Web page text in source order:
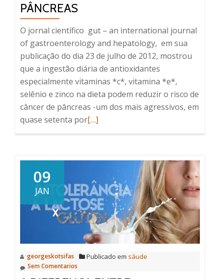
PÂNCREAS
O jornal científico gut – an international journal
of gastroenterology and hepatology, em sua
publicação do dia 23 de julho de 2012, mostrou
que a ingestão diária de antioxidantes
especialmente vitaminas *c*, vitamina *e*,
selênio e zinco na dieta podem reduzir o risco de
câncer de pâncreas -um dos mais agressivos, em
quase setenta porRead
(Vitaminas,
Minerais,
Enzimas
e
Coenzimas)
e
câncer
de
[…]
09
JAN
georgeskotsifas Publicado em sáude
Sem Comentarios